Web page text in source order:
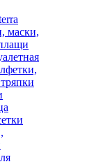
маски,